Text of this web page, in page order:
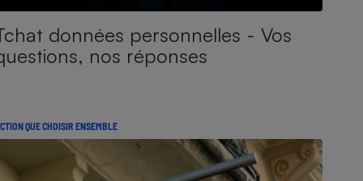
données personnelles - Vos
nos réponses
QUE CHOISIR ENSEMBLE